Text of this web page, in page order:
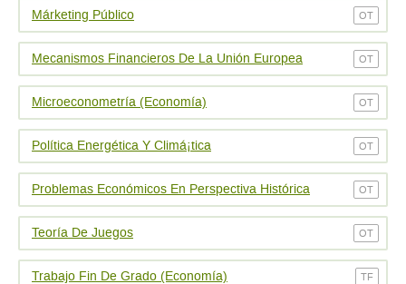
Márketing Público OT
Mecanismos Financieros De La Unión Europea OT
Microeconometrí­a (Economía) OT
Política Energética Y Climá¡tica OT
Problemas Económicos En Perspectiva Histórica OT
Teoría De Juegos OT
Trabajo Fin De Grado (Economí­a) TF